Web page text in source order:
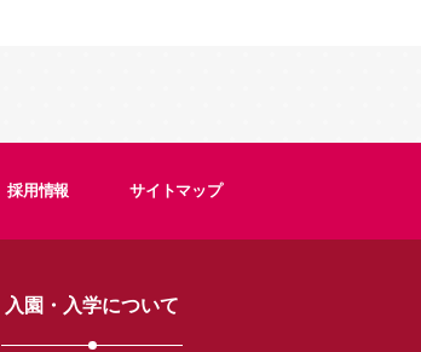
採用情報 サイトマップ
入園・入学について